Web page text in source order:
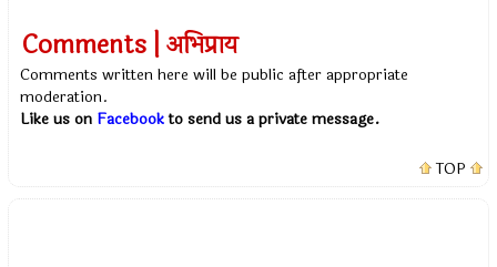
Comments | अभिप्राय
Comments written here will be public after appropriate
moderation.
Like us on Facebookto send us a private message.
TOP